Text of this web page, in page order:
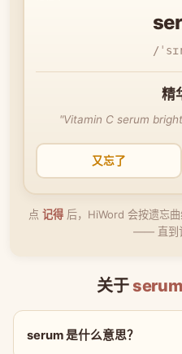
/
精
"Vitamin C serum
又忘了
点 记得后，HiWord 会按遗忘曲
—— 直到
关于 serum
serum 是什么意思？